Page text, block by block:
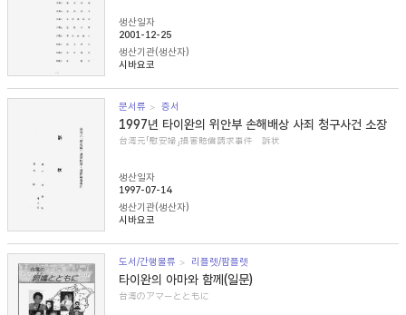
생산일자
2001-12-25
생산기관(생산자)
시바요코
문서류 증서
1997년 타이완의 위안부 손해배상 사죄 청구사건 소장
台湾元「慰安婦」損害賠償請求事件 訴状
생산일자
1997-07-14
생산기관(생산자)
시바요코
도서/간행물류 리플렛/팜플렛
타이완의 아마와 함께(일문)
台湾のアマーとともに